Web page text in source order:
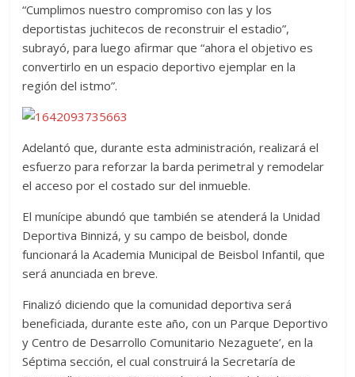
“Cumplimos nuestro compromiso con las y los
deportistas juchitecos de reconstruir el estadio”,
subrayó, para luego afirmar que “ahora el objetivo es
convertirlo en un espacio deportivo ejemplar en la
región del istmo”.
Adelantó que, durante esta administración, realizará el
esfuerzo para reforzar la barda perimetral y remodelar
el acceso por el costado sur del inmueble.
El munícipe abundó que también se atenderá la Unidad
Deportiva Binnizá, y su campo de beisbol, donde
funcionará la Academia Municipal de Beisbol Infantil, que
será anunciada en breve.
Finalizó diciendo que la comunidad deportiva será
beneficiada, durante este año, con un Parque Deportivo
y Centro de Desarrollo Comunitario Nezaguete’, en la
Séptima sección, el cual construirá la Secretaría de